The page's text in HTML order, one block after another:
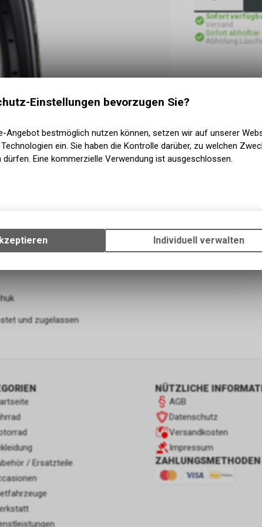
Sofort
Versand
Sofort abholbar
Abholung
und zugelassen
/ Ersatzteile
NÜTZLICHE
AGB
Datenschutz
Versandkosten
Impressum
ZAHLUNGSMETHODEN
Einstellungen bevorzugen Sie?
Angebot bestmöglich nutzen können, setzen wir auf unserer
ein. Sie haben die Kontrolle darüber, zu welchen
dürfen. Eine kommerzielle Verwendung ist ausgeschlossen.
um die grundlegenden Funktionen unseres Online-Angebots,
des Warenkorbs, zu ermöglichen. Bitte beachten Sie, dass die
Individuell verwalten